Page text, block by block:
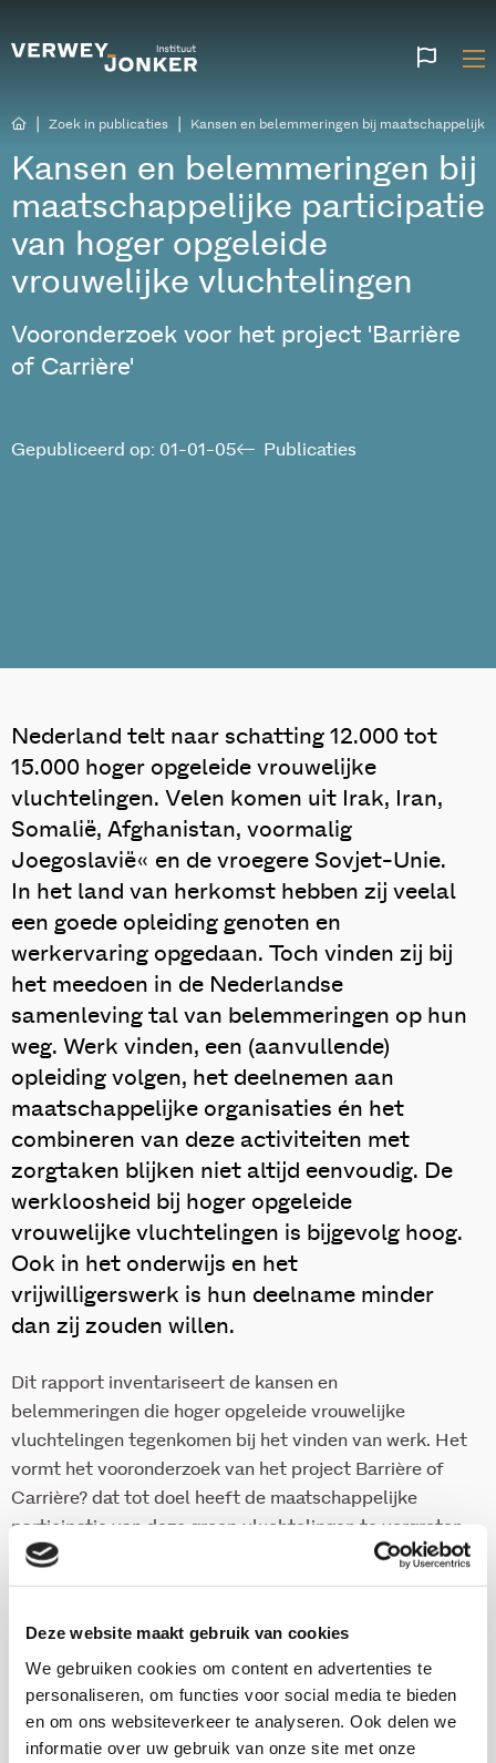
Deze website maakt gebruik van cookies
We gebruiken cookies om content en advertenties te
personaliseren, om functies voor social media te bieden
en om ons websiteverkeer te analyseren. Ook delen we
informatie over uw gebruik van onze site met onze
Zoek in publicaties Kansen en belemmeringen bij
Kansen en belemmeringen bij
maatschappelijke participatie
van hoger opgeleide
vrouwelijke vluchtelingen
Vooronderzoek voor het project 'Barrière
of Carrière'
Publicaties
Gepubliceerd op: 01-01-05
Nederland telt naar schatting 12.000 tot
15.000 hoger opgeleide vrouwelijke
vluchtelingen. Velen komen uit Irak, Iran,
Somalië, Afghanistan, voormalig
Joegoslavië« en de vroegere Sovjet-Unie.
In het land van herkomst hebben zij veelal
een goede opleiding genoten en
werkervaring opgedaan. Toch vinden zij bij
het meedoen in de Nederlandse
samenleving tal van belemmeringen op hun
weg. Werk vinden, een (aanvullende)
opleiding volgen, het deelnemen aan
maatschappelijke organisaties én het
combineren van deze activiteiten met
zorgtaken blijken niet altijd eenvoudig. De
werkloosheid bij hoger opgeleide
vrouwelijke vluchtelingen is bijgevolg hoog.
Ook in het onderwijs en het
vrijwilligerswerk is hun deelname minder
dan zij zouden willen.
Dit rapport inventariseert de kansen en
belemmeringen die hoger opgeleide vrouwelijke
vluchtelingen tegenkomen bij het vinden van werk. Het
vormt het vooronderzoek van het project Barrière of
Carrière? dat tot doel heeft de maatschappelijke
participatie van deze groep vluchtelingen te vergroten.
Het rapport behandelt enkele in het oog springende
vluchtelingen en gaat vervolgens in op de rol die
maatschappelijke organisaties (kunnen) spelen bij de
maatschappelijke participatie van deze veelbelovende
groep. De resultaten van dit vooronderzoek worden
gebruikt in het vervolg van Barrière of Carrière?: